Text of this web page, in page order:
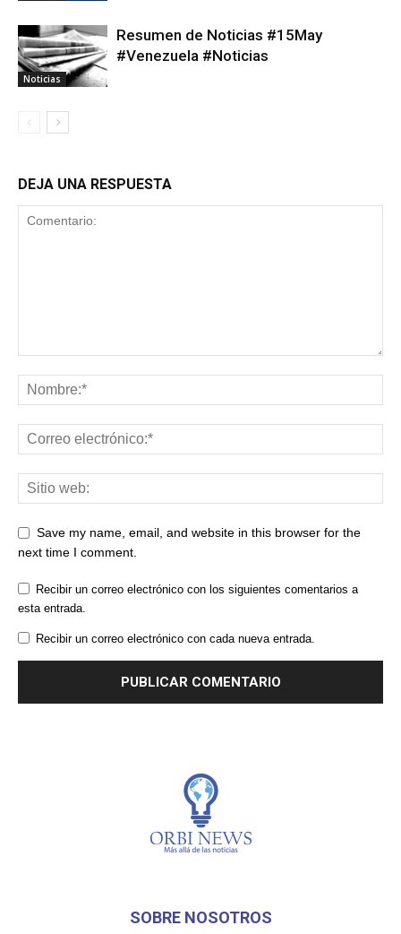
Noticias
Resumen de Noticias #15May
#Venezuela #Noticias
DEJA UNA RESPUESTA
Save my name, email, and website in this browser for the
next time I comment.
Recibir un correo electrónico con los siguientes comentarios a
esta entrada.
Recibir un correo electrónico con cada nueva entrada.
SOBRE NOSOTROS